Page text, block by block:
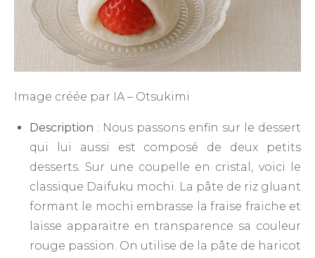
Image créée par IA – Otsukimi
Description : Nous passons enfin sur le dessert
qui lui aussi est composé de deux petits
desserts. Sur une coupelle en cristal, voici le
classique Daifuku mochi. La pâte de riz gluant
formant le mochi embrasse la fraise fraiche et
laisse apparaitre en transparence sa couleur
rouge passion. On utilise de la pâte de haricot